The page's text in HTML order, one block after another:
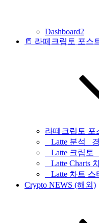
Dashboard2
📒 라떼크립토 포스
라떼크립토 포
_ Latte 분석 _
_ Latte 크립토
_ Latte Charts
_ Latte 차트
Crypto NEWS (해외)